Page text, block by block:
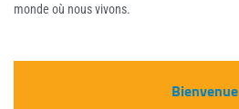
monde où nous vivons.
Bienvenue